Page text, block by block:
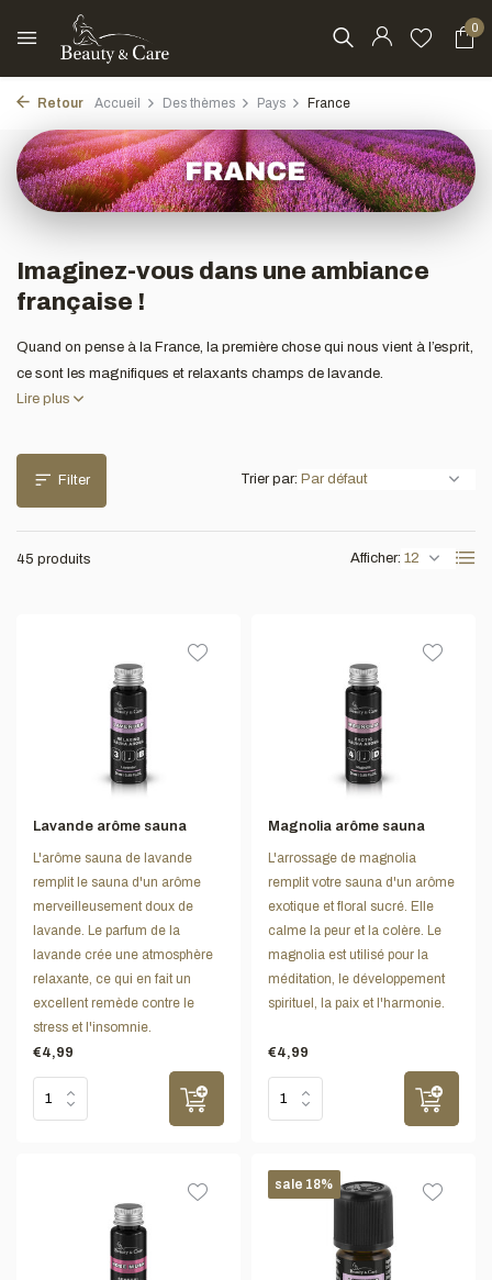
0
Retour Accueil Des thèmes Pays France
Imaginez-vous dans une ambiance
française !
Quand on pense à la France, la première chose qui nous vient à l’esprit,
ce sont les magnifiques et relaxants champs de lavande.
Lire plus
Filter
45 produits Afficher:
Trier par:
Lavande arôme sauna
L'arôme sauna de lavande
remplit le sauna d'un arôme
merveilleusement doux de
lavande. Le parfum de la
lavande crée une atmosphère
relaxante, ce qui en fait un
excellent remède contre le
stress et l'insomnie.
€4,99
Magnolia arôme sauna
L'arrossage de magnolia
remplit votre sauna d'un arôme
exotique et floral sucré. Elle
calme la peur et la colère. Le
magnolia est utilisé pour la
méditation, le développement
spirituel, la paix et l'harmonie.
€4,99
sale 18%